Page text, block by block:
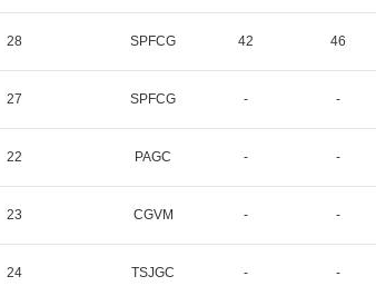
28 SPFCG 42 46
27 SPFCG - -
22 PAGC - -
23 CGVM - -
24 TSJGC - -